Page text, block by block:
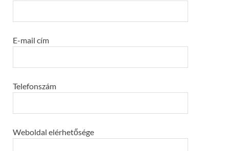
E-mail cím
Telefonszám
Weboldal elérhetősége